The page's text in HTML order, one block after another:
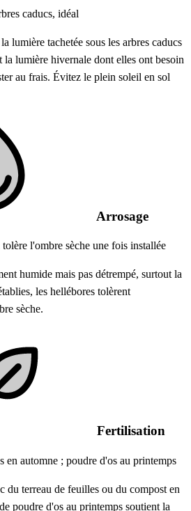
caducs, idéal
lumière tachetée sous les arbres caducs
la lumière hivernale dont elles ont besoin
au frais. Évitez le plein soleil en sol
Arrosage
l'ombre sèche une fois installée
humide mais pas détrempé, surtout la
les hellébores tolèrent
sèche.
Fertilisation
en automne ; poudre d'os au printemps
du terreau de feuilles ou du compost en
poudre d'os au printemps soutient la